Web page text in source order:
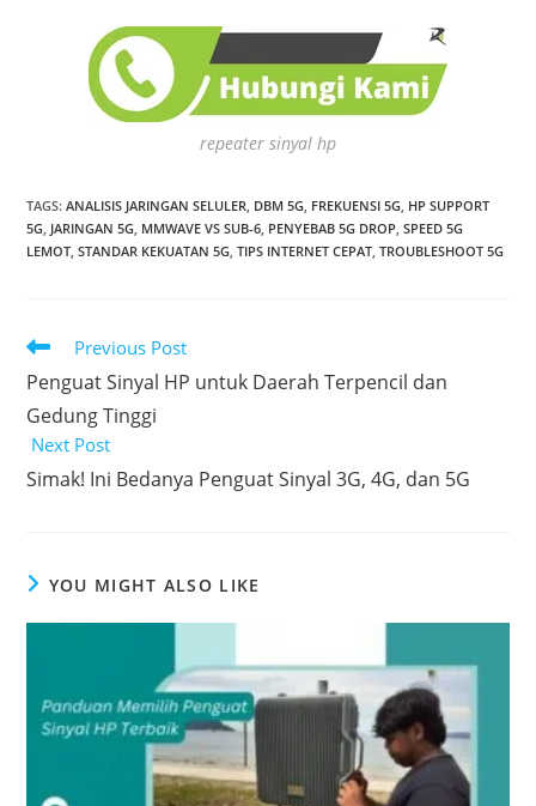
repeater sinyal hp
TAGS:ANALISIS JARINGAN SELULER DBM 5G FREKUENSI 5G HP SUPPORT
5G JARINGAN 5G MMWAVE VS SUB-6 PENYEBAB 5G DROP SPEED 5G
LEMOT STANDAR KEKUATAN 5G TIPS INTERNET CEPAT TROUBLESHOOT 5G
Read
articles
Previous Post
Penguat Sinyal HP untuk Daerah Terpencil dan
Gedung Tinggi
Next Post
Simak! Ini Bedanya Penguat Sinyal 3G, 4G, dan 5G
YOU MIGHT ALSO LIKE